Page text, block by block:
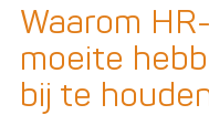
Waarom
moeite
bij te